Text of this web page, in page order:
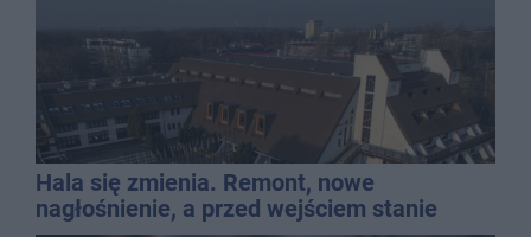
Hala się zmienia. Remont, nowe
nagłośnienie, a przed wejściem stanie